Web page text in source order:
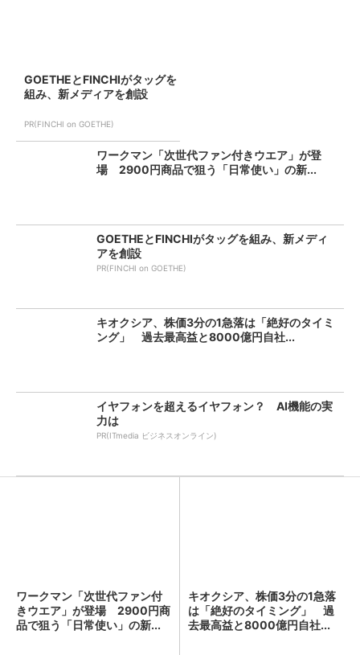
GOETHEとFINCHIがタッグを
組み、新メディアを創設
PR(FINCHI on GOETHE)
ワークマン「次世代ファン付きウエア」が登
場 2900円商品で狙う「日常使い」の新...
GOETHEとFINCHIがタッグを組み、新メディ
アを創設
PR(FINCHI on GOETHE)
キオクシア、株価3分の1急落は「絶好のタイミ
ング」 過去最高益と8000億円自社...
イヤフォンを超えるイヤフォン？ AI機能の実
力は
PR(ITmedia ビジネスオンライン)
ワークマン「次世代ファン付
きウエア」が登場 2900円商
品で狙う「日常使い」の新...
キオクシア、株価3分の1急落
は「絶好のタイミング」 過
去最高益と8000億円自社...